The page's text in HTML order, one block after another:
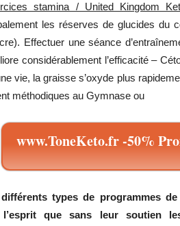
stamina / United Kingdom
les réserves de glucides du
Effectuer une séance
considérablement l’efficacité –
vie, la graisse s’oxyde plus
méthodiques au Gymnase ou
www.ToneKeto.fr -50%
types de programmes
que sans leur soutien